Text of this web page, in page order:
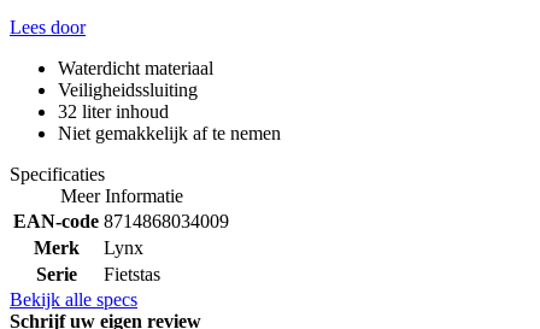
Lees door
Waterdicht materiaal
Veiligheidssluiting
32 liter inhoud
Niet gemakkelijk af te nemen
Specificaties
Meer Informatie
EAN-code 8714868034009
Merk
Lynx
Serie
Fietstas
Bekijk alle specs
Schrijf uw eigen review